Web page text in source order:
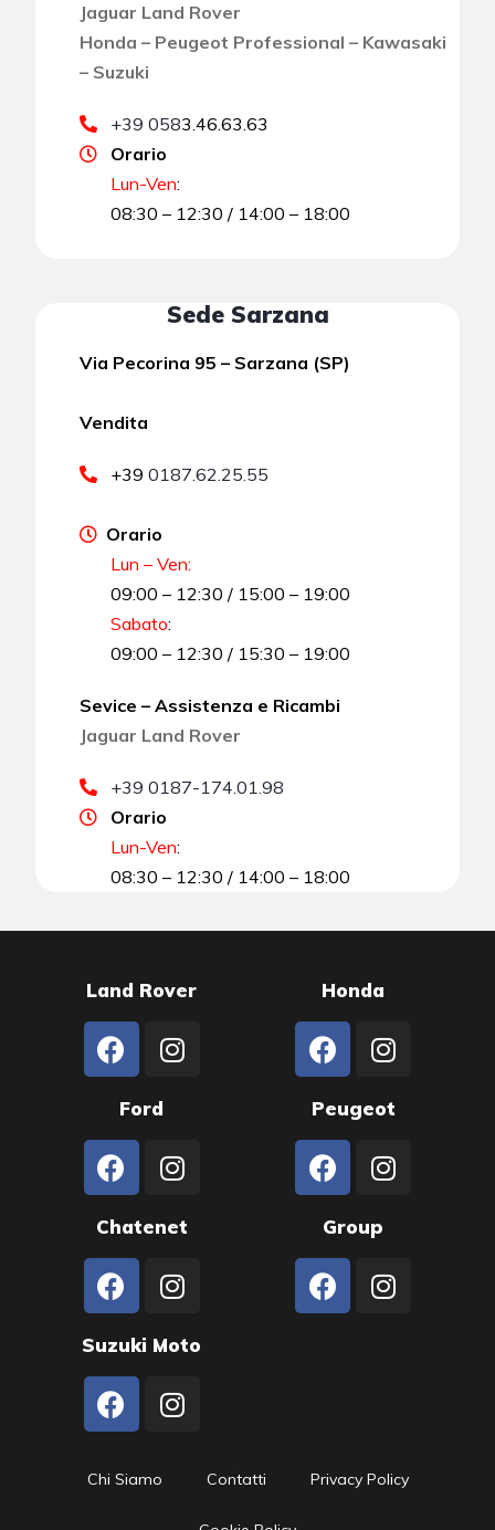
Jaguar Land Rover
Honda – Peugeot Professional – Kawasaki
– Suzuki
+39 0583.46.63.63
Orario
Lun-Ven:
08:30 – 12:30 / 14:00 – 18:00
Sede Sarzana
Via Pecorina 95 – Sarzana (SP)
Vendita
+390187.62.25.55
Orario
Lun – Ven:
09:00 – 12:30 / 15:00 – 19:00
Sabato:
09:00 – 12:30 / 15:30 – 19:00
Sevice – Assistenza e Ricambi
Jaguar Land Rover
+39 0187-174.01.98
Orario
Lun-Ven:
08:30 – 12:30 / 14:00 – 18:00
Land Rover Honda
Ford Peugeot
Chatenet Group
Suzuki Moto
Chi Siamo Contatti Privacy Policy